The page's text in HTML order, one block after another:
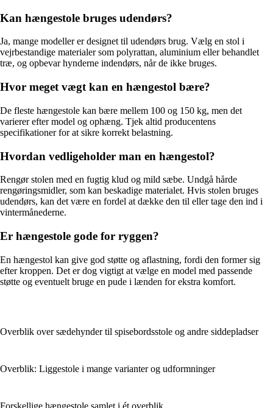
Kan hængestole bruges udendørs?
Ja, mange modeller er designet til udendørs brug. Vælg en stol i
vejrbestandige materialer som polyrattan, aluminium eller behandlet
træ, og opbevar hynderne indendørs, når de ikke bruges.
Hvor meget vægt kan en hængestol bære?
De fleste hængestole kan bære mellem 100 og 150 kg, men det
varierer efter model og ophæng. Tjek altid producentens
specifikationer for at sikre korrekt belastning.
Hvordan vedligeholder man en hængestol?
Rengør stolen med en fugtig klud og mild sæbe. Undgå hårde
rengøringsmidler, som kan beskadige materialet. Hvis stolen bruges
udendørs, kan det være en fordel at dække den til eller tage den ind i
vintermånederne.
Er hængestole gode for ryggen?
En hængestol kan give god støtte og aflastning, fordi den former sig
efter kroppen. Det er dog vigtigt at vælge en model med passende
støtte og eventuelt bruge en pude i lænden for ekstra komfort.
Overblik over sædehynder til spisebordsstole og andre siddepladser
Overblik: Liggestole i mange varianter og udformninger
Forskellige hængestole samlet i ét overblik